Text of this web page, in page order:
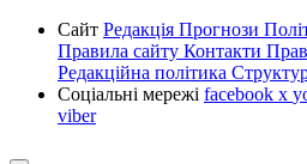
Сайт Редакція Прогнози
Правила сайту Контакти
Редакційна політика
Соціальні мережі facebook x
viber